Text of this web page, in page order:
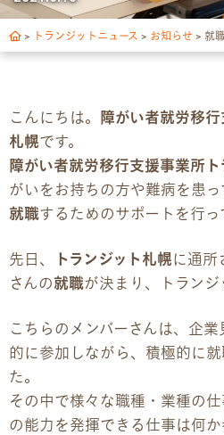
1日の流れ
3つの支援制度
お食事の提供について
スキルアップ診断
パンフレット
企業様向けパンフレット
> トランジットニュース > お知らせ > 就
こんにちは。
障がい者就労移
札幌です。
障がい者就労移行支援事業所ト
がいをお持ちの方や難病を患
就職するためのサポートを行っ
先日、 トランジット札幌に通所
さんの就職が決まり、トランジ
こちらのメンバーさんは、企
的に参加しながら、積極的に
た。
その中で様々な職種・業種の
の能力を発揮できる仕事は何